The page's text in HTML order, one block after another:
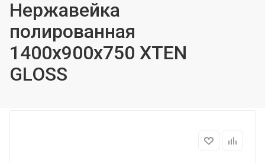
Нержавейка
полированная
1400х900х750 XTEN
GLOSS